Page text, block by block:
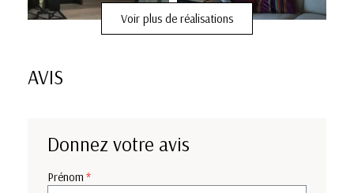
Voir plus de réalisations
AVIS
Donnez votre avis
Prénom